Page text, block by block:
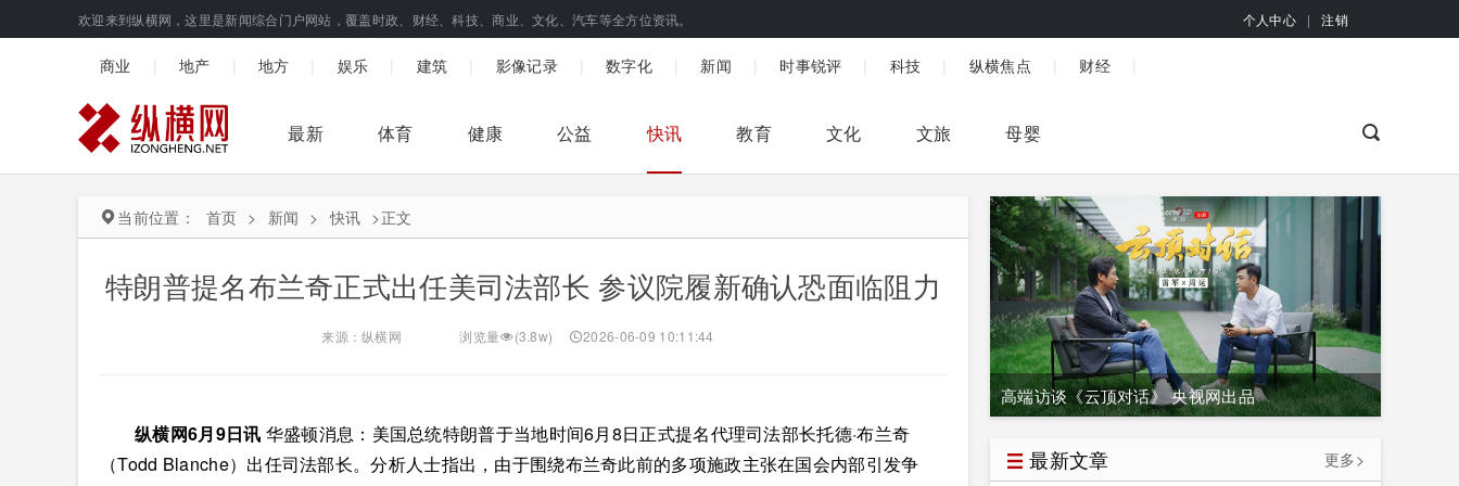
欢迎来到纵横网，这里是新闻综合门户网站，覆盖时政、财经、科技、商业、文化、汽车等全方位资讯。 个人中心 | 注销
商业 地产 地方 娱乐 建筑 影像记录 数字化 新闻 时事锐评 科技 纵横焦点 财经
最新 体育 健康 公益 快讯 教育 文化 文旅 母婴
当前位置： 首页 > 新闻 > 快讯 >正文
特朗普提名布兰奇正式出任美司法部长 参议院履新确认恐面临阻力
来源：纵横网 浏览量 (3.8w) 2026-06-09 10:11:44
纵横网6月9日讯 华盛顿消息：美国总统特朗普于当地时间6月8日正式提名代理司法部长托德·布兰奇
（Todd Blanche）出任司法部长。分析人士指出，由于围绕布兰奇此前的多项施政主张在国会内部引发争
高端访谈《云顶对话》 央视网出品
最新文章 更多>